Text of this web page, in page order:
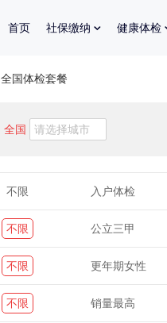
首页 社保缴纳 健康体检
全国体检套餐
全国
不限 入户体检
不限 公立三甲
不限 更年期女性
不限 销量最高